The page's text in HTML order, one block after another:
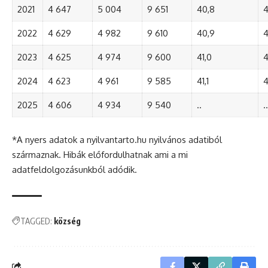
2021 4 647 5 004 9 651 40,8
2022 4 629 4 982 9 610 40,9
2023 4 625 4 974 9 600 41,0
2024 4 623 4 961 9 585 41,1
2025 4 606 4 934 9 540 .. ..
*A nyers adatok a nyilvantarto.hu nyilvános adatiból
származnak. Hibák előfordulhatnak ami a mi
adatfeldolgozásunkból adódik.
TAGGED: község